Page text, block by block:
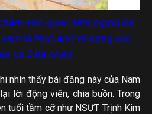
sóc, quan tâm người bà
là hình ảnh vô cùng xúc
cả 2 bà cháu
nhìn thấy bài đăng này của Nam
lời động viên, chia buồn. Trong
tuổi tầm cỡ như NSƯT Trịnh Kim